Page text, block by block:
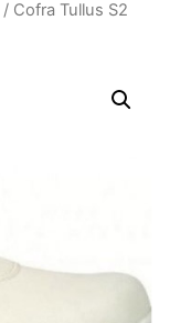
/ Cofra Tullus S2